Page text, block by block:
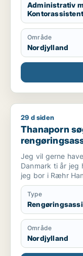
ordrebehandling
Jeg trives bedst
processer og
og systematisk
jeg kan bruge
koordinering,
administrative
Administrativ
Område
Nordjylland
Thanaporn søger
29 d siden
Thanaporn
Jeg vil gerne
Danmark ti år jeg
jeg bor i Ræhr
Thisted har du
Thanaporn
Type
Område
Nordjylland